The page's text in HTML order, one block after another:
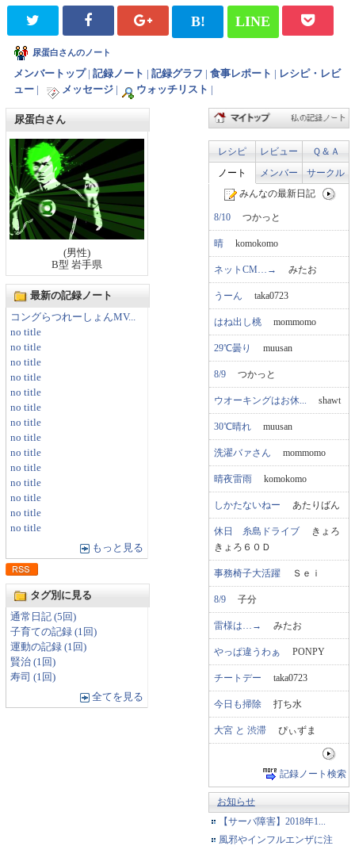
B! LINE
尿蛋白さんのノート
メンバートップ| 記録ノート 記録グラフ 食事レポート
レシピ・レビ
ュー
メッセージ ウォッチリスト
尿蛋白さん
(男性)
B型 岩手県
最新の記録ノート
コングらつれーしょんMV...
no title
no title
no title
no title
no title
no title
no title
no title
no title
no title
no title
no title
no title
no title
もっと見る
タグ別に見る
通常日記 (5回)
子育ての記録 (1回)
運動の記録 (1回)
賢治 (1回)
寿司 (1回)
全てを見る
レシピ レビュー
Ｑ＆Ａ
ノート
メンバー
サークル
みんなの最新日記
8/10 つかっと
晴 komokomo
ネットCM…→ みたお
うーん taka0723
はね出し桃 mommomo
29℃曇り muusan
8/9 つかっと
ウオーキングはお休... shawt
30℃晴れ muusan
洗濯バァさん mommomo
晴夜雷雨 komokomo
しかたないねー あたりばん
休日 糸島ドライブ きょろ
きょろ６０Ｄ
事務椅子大活躍 Ｓｅｉ
8/9 子分
雷様は…→ みたお
やっぱ違うわぁ PONPY
チートデー taka0723
今日も掃除 打ち水
大宮 と 渋滞 ぴぃずま
記録ノート検索
お知らせ
【サーバ障害】2018年1...
風邪やインフルエンザに注